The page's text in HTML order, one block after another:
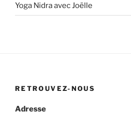
Yoga Nidra avec Joëlle
RETROUVEZ-NOUS
Adresse